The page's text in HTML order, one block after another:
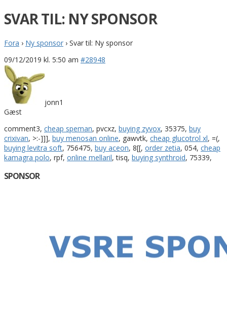
SVAR TIL: NY SPONSOR
Fora › Ny sponsor › Svar til: Ny sponsor
09/12/2019 kl. 5:50 am #28948
jonn1
Gæst
comment3, cheap speman, pvcxz, buying zyvox, 35375, buy
crixivan, >:-]]], buy menosan online, gawvtk, cheap glucotrol xl, =(,
buying levitra soft, 756475, buy aceon, 8[[, order zetia, 054, cheap
kamagra polo, rpf, online mellaril, tisq, buying synthroid, 75339,
SPONSOR